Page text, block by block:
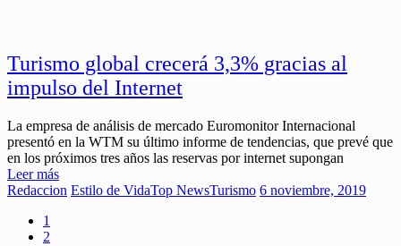
Turismo global crecerá 3,3% gracias al
impulso del Internet
La empresa de análisis de mercado Euromonitor Internacional
presentó en la WTM su último informe de tendencias, que prevé que
en los próximos tres años las reservas por internet supongan
Leer más
Redaccion Estilo de VidaTop NewsTurismo 6 noviembre, 2019
1
2